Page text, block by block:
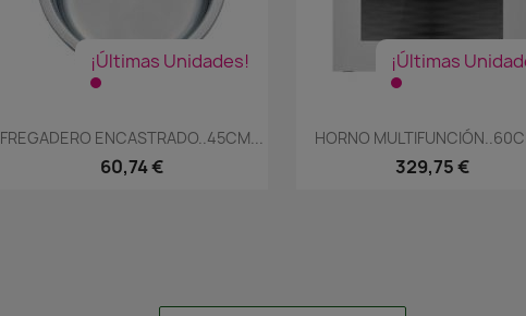
¡Últimas Unidades!
 Vista rápida
FREGADERO ENCASTRADO..45CM...
60,74 €
¡Últimas
Vista rápida
HORNO
329,75 €